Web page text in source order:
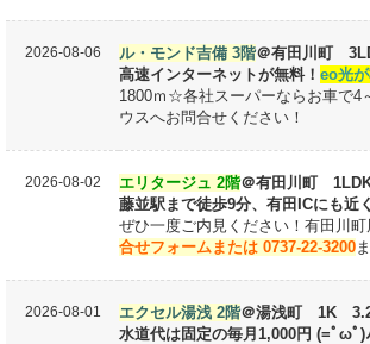
2026-08-06 ル・モンド吉備 3階＠有田川町
高速インターネットが無料！ eo光
1800ｍ☆各社スーパーならお車で4
ウスへお問合せください！
2026-08-02 エリタージュ 2階＠有田川町
藤並駅まで徒歩9分、有田ICにも近
ぜひ一度ご内見ください！有田川
合せフォームまたは 0737-22-3200
2026-08-01 エクセル湯浅 2階＠湯浅町 1K
水道代は固定の毎月1,000円 (=ﾟωﾟ)